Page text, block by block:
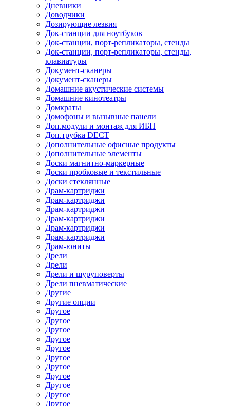
Дневники
Доводчики
Дозирующие лезвия
Док-станции для ноутбуков
Док-станции, порт-репликаторы, стенды
Док-станции, порт-репликаторы, стенды,
клавиатуры
Документ-сканеры
Документ-сканеры
Домашние акустические системы
Домашние кинотеатры
Домкраты
Домофоны и вызывные панели
Доп.модули и монтаж для ИБП
Доп.трубка DECT
Дополнительные офисные продукты
Дополнительные элементы
Доски магнитно-маркерные
Доски пробковые и текстильные
Доски стеклянные
Драм-картриджи
Драм-картриджи
Драм-картриджи
Драм-картриджи
Драм-картриджи
Драм-картриджи
Драм-юниты
Дрели
Дрели
Дрели и шуруповерты
Дрели пневматические
Другие
Другие опции
Другое
Другое
Другое
Другое
Другое
Другое
Другое
Другое
Другое
Другое
Другое